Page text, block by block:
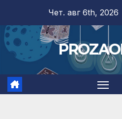
content
Чет. авг 6th, 2026